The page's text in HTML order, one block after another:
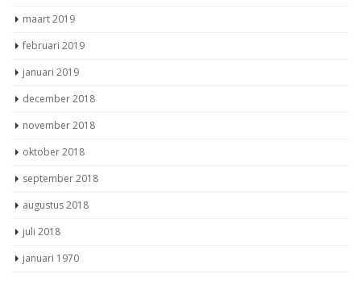
maart 2019
februari 2019
januari 2019
december 2018
november 2018
oktober 2018
september 2018
augustus 2018
juli 2018
januari 1970